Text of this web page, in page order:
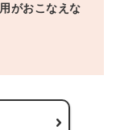
がおこなえな